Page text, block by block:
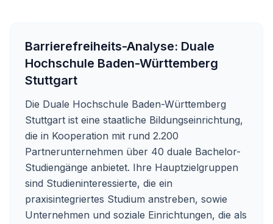
Barrierefreiheits-Analyse: Duale
Hochschule Baden-Württemberg
Stuttgart
Die Duale Hochschule Baden-Württemberg
Stuttgart ist eine staatliche Bildungseinrichtung,
die in Kooperation mit rund 2.200
Partnerunternehmen über 40 duale Bachelor-
Studiengänge anbietet. Ihre Hauptzielgruppen
sind Studieninteressierte, die ein
praxisintegriertes Studium anstreben, sowie
Unternehmen und soziale Einrichtungen, die als